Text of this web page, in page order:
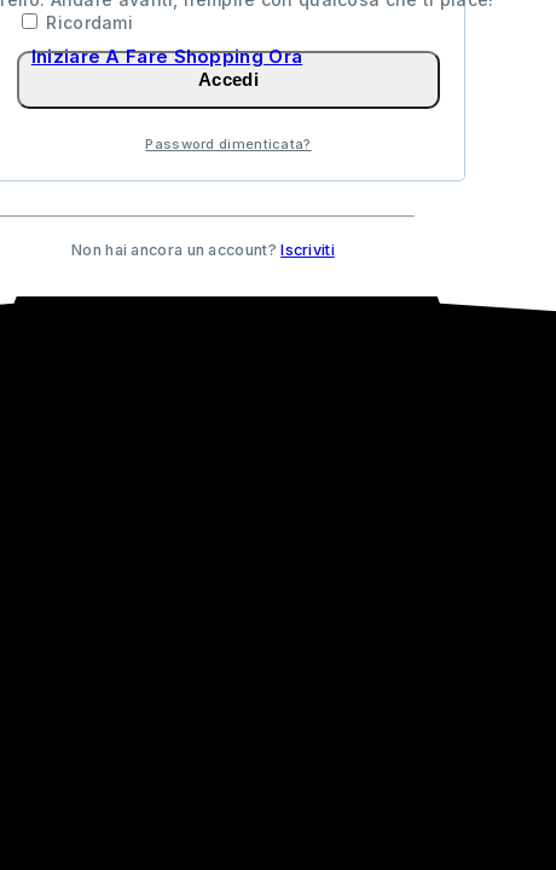
Ricordami
Accedi
Password dimenticata?
Non hai ancora un account?Iscriviti
Iniziare A Fare Shopping Ora